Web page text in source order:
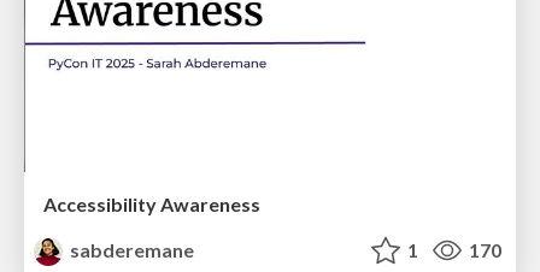
Accessibility Awareness
sabderemane
1 170